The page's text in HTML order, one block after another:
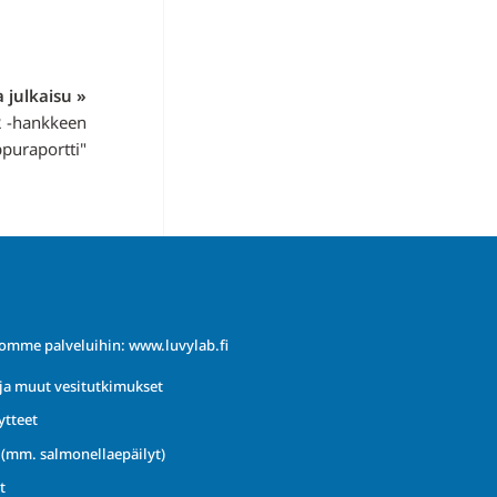
julkaisu »
hankkeen
palveluihin: www.luvylab.fi
muut vesitutkimukset
salmonellaepäilyt)